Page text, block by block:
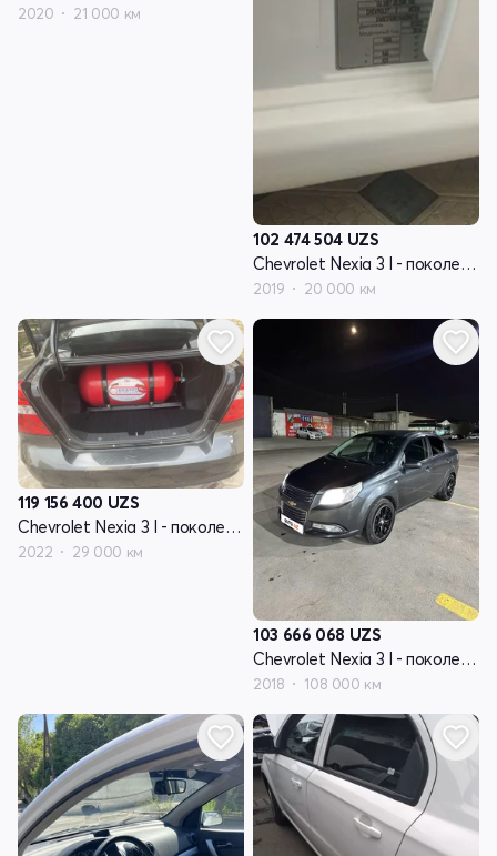
2020 21 000 км
102 474 504 UZS
Chevrolet Nexia 3 I - поколение
2019 20 000 км
119 156 400 UZS
Chevrolet Nexia 3 I - поколение
2022 29 000 км
103 666 068 UZS
Chevrolet Nexia 3 I - поколение
2018 108 000 км